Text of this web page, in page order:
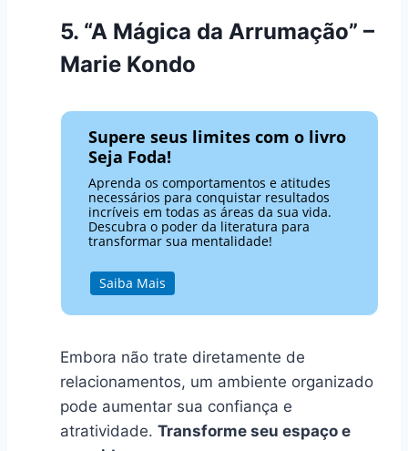
5. “A Mágica da Arrumação” –
Marie Kondo
Supere seus limites com o livro
Seja Foda!
Aprenda os comportamentos e atitudes
necessários para conquistar resultados
incríveis em todas as áreas da sua vida.
Descubra o poder da literatura para
transformar sua mentalidade!
Saiba Mais
Embora não trate diretamente de
relacionamentos, um ambiente organizado
pode aumentar sua confiança e
atratividade. Transforme seu espaço e